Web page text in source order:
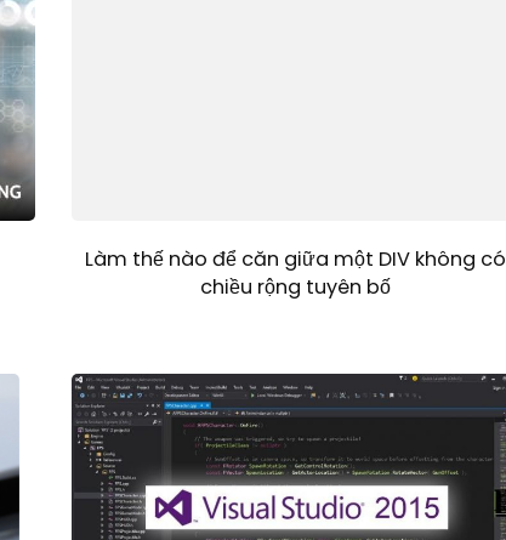
Làm thế nào để căn giữa một DIV không có
chiều rộng tuyên bố